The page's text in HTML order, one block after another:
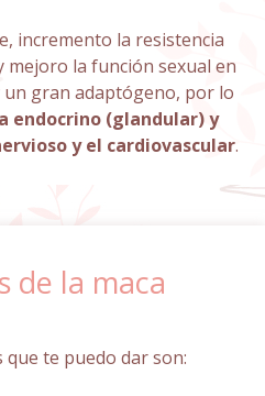
incremento la resistencia
mejoro la función sexual en
un gran adaptógeno, por lo
endocrino (glandular) y
y el cardiovascular.
de la maca
te puedo dar son: